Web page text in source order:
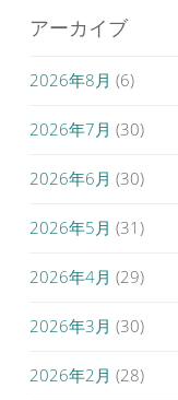
アーカイブ
2026年8月 (6)
2026年7月 (30)
2026年6月 (30)
2026年5月 (31)
2026年4月 (29)
2026年3月 (30)
2026年2月 (28)